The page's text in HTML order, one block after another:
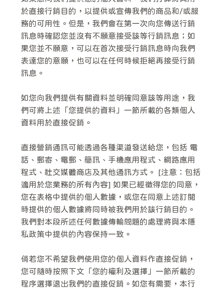
於直接行銷目的，以提供或宣傳我們的商品和/或服
務的可用性。但是，我們會在第一次向您傳送行銷
訊息時確認您並沒有不願意接受該等行銷訊息；如
果您並不願意，可以在首次接受行銷訊息時向我們
表達您的意願，也可以在任何時候拒絕再接受行銷
訊息。
如您向我們提供有關資料並明確同意該等用途，我
們可將上述「您提供的資料」一節所載的各類個人
資料用於直接促銷。
直接營銷通訊可能透過各種渠道發送給您，包括 電
話、郵寄、電郵、簡訊、手機應用程式、網路應用
程式、社交媒體商店及其他通訊方式。 [注意：包括
適用於您業務的所有內容] 如果已經徵得您的同意，
您在表格中提供的個人數據，或您在同意上述訂閱
時提供的個人數據將同時被我們用於該行銷目的。
我們對本段所述任何數據傳輸問題的處理將與本隱
私政策中提供的內容保持一致。
倘若您不希望我們使用您的個人資料作直接促銷，
您可隨時按照下文「您的權利及選擇」一節所載的
程序選擇退出我們的直接促銷。如您有需要，本行